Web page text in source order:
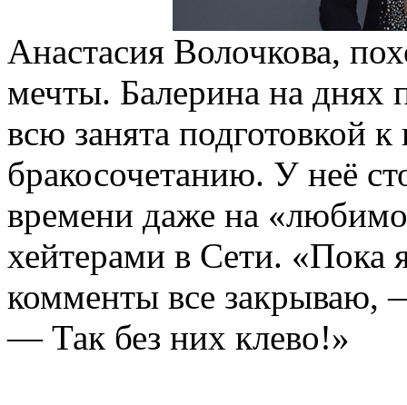
Анастасия Волочкова,
мечты. Балерина на днях
всю занята подготовкой
бракосочетанию. У неё
времени даже на
хейтерами в Сети. «Пока
комменты все закрываю,
— Так без них клево!»